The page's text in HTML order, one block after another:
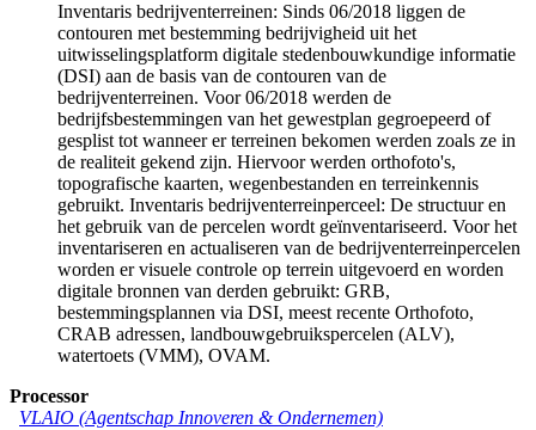
Inventaris bedrijventerreinen: Sinds 06/2018 liggen de
contouren met bestemming bedrijvigheid uit het
uitwisselingsplatform digitale stedenbouwkundige informatie
(DSI) aan de basis van de contouren van de
bedrijventerreinen. Voor 06/2018 werden de
bedrijfsbestemmingen van het gewestplan gegroepeerd of
gesplist tot wanneer er terreinen bekomen werden zoals ze in
de realiteit gekend zijn. Hiervoor werden orthofoto's,
topografische kaarten, wegenbestanden en terreinkennis
gebruikt. Inventaris bedrijventerreinperceel: De structuur en
het gebruik van de percelen wordt geïnventariseerd. Voor het
inventariseren en actualiseren van de bedrijventerreinpercelen
worden er visuele controle op terrein uitgevoerd en worden
digitale bronnen van derden gebruikt: GRB,
bestemmingsplannen via DSI, meest recente Orthofoto,
CRAB adressen, landbouwgebruikspercelen (ALV),
watertoets (VMM), OVAM.
Processor
VLAIO (Agentschap Innoveren & Ondernemen)